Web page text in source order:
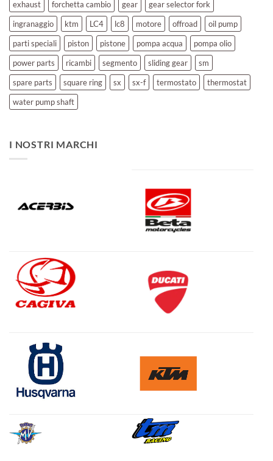
exhaust
forchetta cambio gear
gear selector fork
ingranaggio
ktm LC4 lc8 motore offroad
oil pump
parti speciali
piston pistone pompa acqua
pompa olio
power parts
ricambi segmento sliding gear
sm
spare parts
square ring sx sx-f termostato
thermostat
water pump shaft
I NOSTRI MARCHI